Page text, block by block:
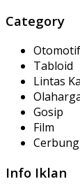
Category
Otomotif
Tabloid
Lintas
Gosip
Film
Cerbung
Info Iklan